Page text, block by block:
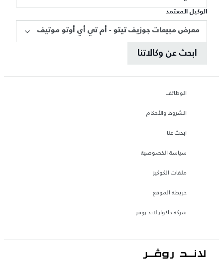
الوكيل المعتمد
معرض مبيعات جوزيف تيتو - أم تي أي أوتو موتيف
ابحث عن وكالاتنا
الوظائف
الشروط والأحكام
ابحث عنا
سياسة الخصوصية
ملفات الكوكيز
خريطة الموقع
شركة جاكوار لاند روڤر